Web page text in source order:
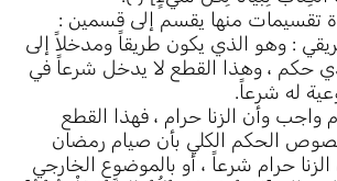
تقسيمات منها يقسم إلى قسمين :
: وهو الذي يكون طريقاً ومدخلاً إلى
حكم ، وهذا القطع لا يدخل شرعاً في
له شرعاً.
واجب وأن الزنا حرام ، فهذا القطع
الحكم الكلي بأن صيام رمضان
حرام شرعاً ، أو بالموضوع الخارجي